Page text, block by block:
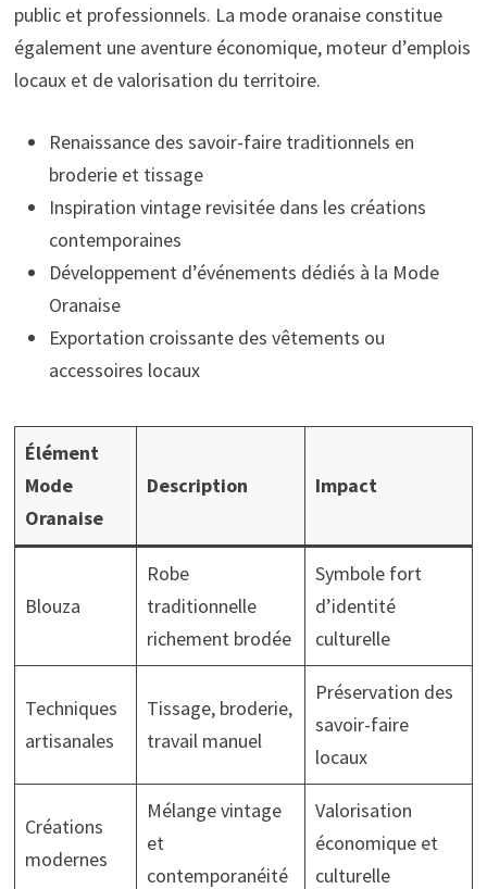
public et professionnels. La mode oranaise constitue
également une aventure économique, moteur d’emplois
locaux et de valorisation du territoire.
Renaissance des savoir-faire traditionnels en
broderie et tissage
Inspiration vintage revisitée dans les créations
contemporaines
Développement d’événements dédiés à la Mode
Oranaise
Exportation croissante des vêtements ou
accessoires locaux
Élément
Mode
Oranaise
Description Impact
Blouza
Robe
traditionnelle
richement brodée
Symbole fort
d’identité
culturelle
Techniques
artisanales
Tissage, broderie,
travail manuel
Préservation des
savoir-faire
locaux
Créations
modernes
Mélange vintage
et
contemporanéité
Valorisation
économique et
culturelle